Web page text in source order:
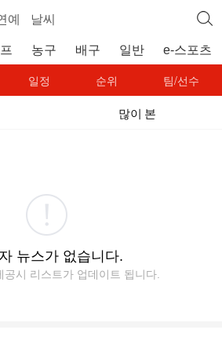
예 날씨
농구 배구 일반 e-스포츠
일정 순위 팀/선수
많이 본
뉴스가 없습니다.
공시 리스트가 업데이트 됩니다.